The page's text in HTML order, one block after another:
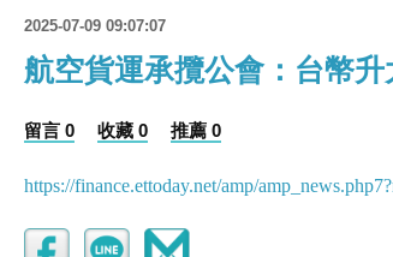
2025-07-09 09:07:07
航空貨運承攬公會：台幣
留言 0 收藏 0 推薦 0
https://finance.ettoday.net/amp/